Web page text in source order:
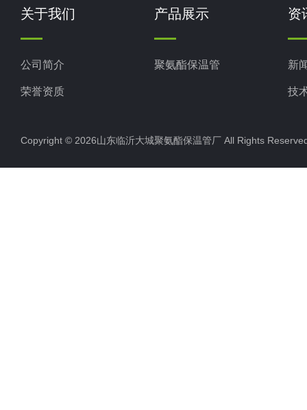
关于我们
公司简介
荣誉资质
产品展示
聚氨酯保温管
资
新
技
Copyright © 2026山东临沂大城聚氨酯保温管厂 All Rights